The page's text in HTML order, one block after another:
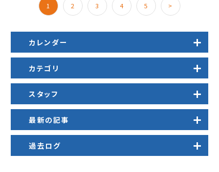
1 2 3 4 5 >
カレンダー
カテゴリ
スタッフ
最新の記事
過去ログ